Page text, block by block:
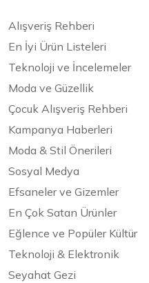
Alışveriş Rehberi
En İyi Ürün Listeleri
Teknoloji ve İncelemeler
Moda ve Güzellik
Çocuk Alışveriş Rehberi
Kampanya Haberleri
Moda & Stil Önerileri
Sosyal Medya
Efsaneler ve Gizemler
En Çok Satan Ürünler
Eğlence ve Popüler Kültür
Teknoloji & Elektronik
Seyahat Gezi